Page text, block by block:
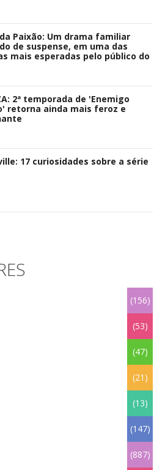
Paixão: Um drama familiar
de suspense, em uma das
mais esperadas pelo público do
2ª temporada de 'Enemigo
retorna ainda mais feroz e
17 curiosidades sobre a série
(156)
(53)
(47)
(21)
(13)
(147)
(887)